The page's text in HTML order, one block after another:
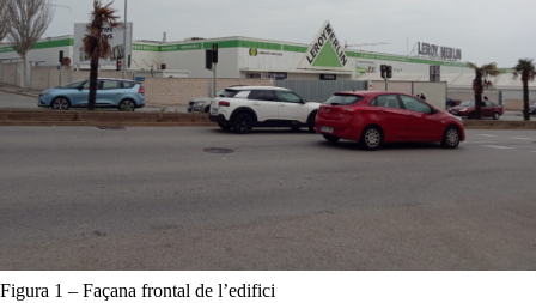
Figura 1 – Façana frontal de l’edifici